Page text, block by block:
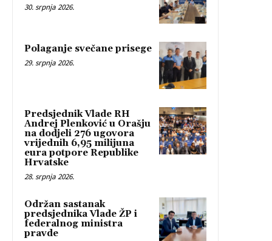
30. srpnja 2026.
Polaganje svečane prisege
29. srpnja 2026.
Predsjednik Vlade RH
Andrej Plenković u Orašju
na dodjeli 276 ugovora
vrijednih 6,95 milijuna
eura potpore Republike
Hrvatske
28. srpnja 2026.
Održan sastanak
predsjednika Vlade ŽP i
federalnog ministra
pravde